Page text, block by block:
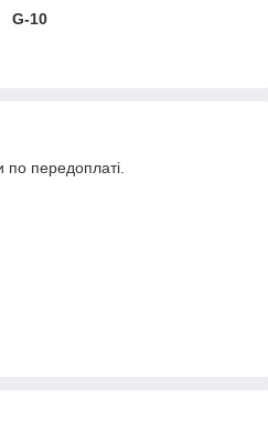
G-10
по передоплаті.